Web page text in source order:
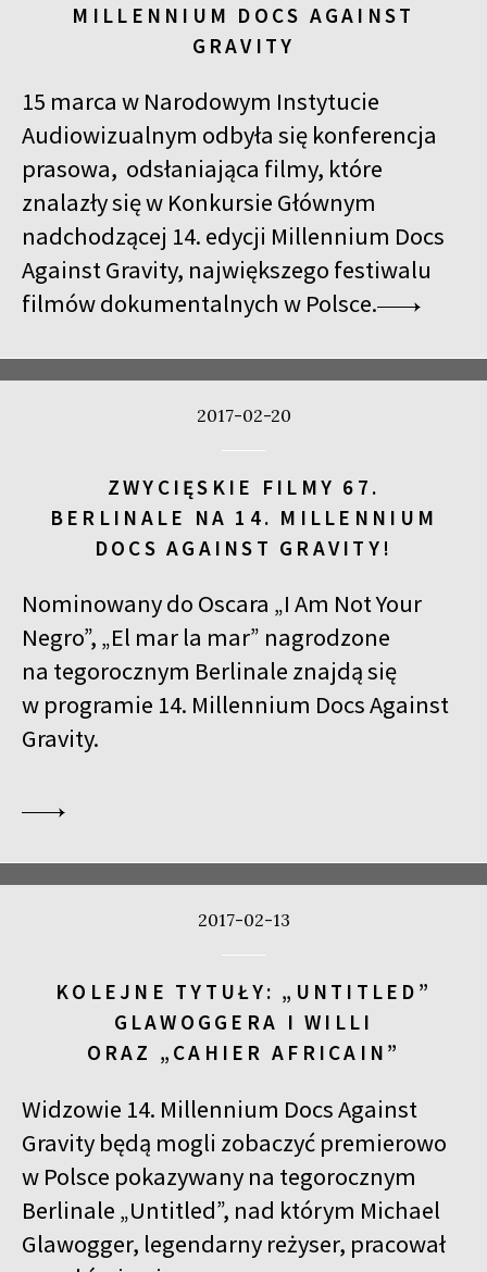
MILLENNIUM DOCS AGAINST
GRAVITY
15 marca w Narodowym Instytucie
Audiowizualnym odbyła się konferencja
prasowa, odsłaniająca filmy, które
znalazły się w Konkursie Głównym
nadchodzącej 14. edycji Millennium Docs
Against Gravity, największego festiwalu
filmów dokumentalnych w Polsce.
2017-02-20
ZWYCIĘSKIE FILMY 67.
BERLINALE NA 14. MILLENNIUM
DOCS AGAINST GRAVITY!
Nominowany do Oscara „I Am Not Your
Negro”, „El mar la mar” nagrodzone
na tegorocznym Berlinale znajdą się
w programie 14. Millennium Docs Against
Gravity.
2017-02-13
KOLEJNE TYTUŁY: „UNTITLED”
GLAWOGGERA I WILLI
ORAZ „CAHIER AFRICAIN”
Widzowie 14. Millennium Docs Against
Gravity będą mogli zobaczyć premierowo
w Polsce pokazywany na tegorocznym
Berlinale „Untitled”, nad którym Michael
Glawogger, legendarny reżyser, pracował